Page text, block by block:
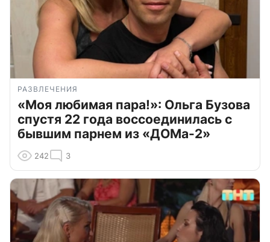
РАЗВЛЕЧЕНИЯ
«Моя любимая пара!»: Ольга Бузова
спустя 22 года воссоединилась с
бывшим парнем из «ДОМа-2»
242 3